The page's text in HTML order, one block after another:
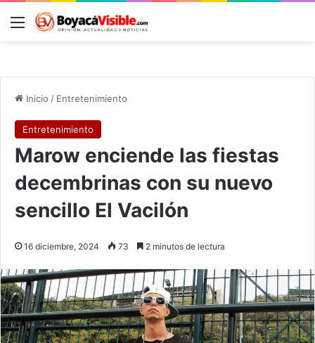
Menú
Inicio / Entretenimiento
Entretenimiento
Marow enciende las fiestas
decembrinas con su nuevo
sencillo El Vacilón
16 diciembre, 2024 73 2 minutos de lectura